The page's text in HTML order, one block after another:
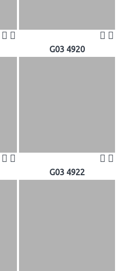
G03 4920
G03 4922